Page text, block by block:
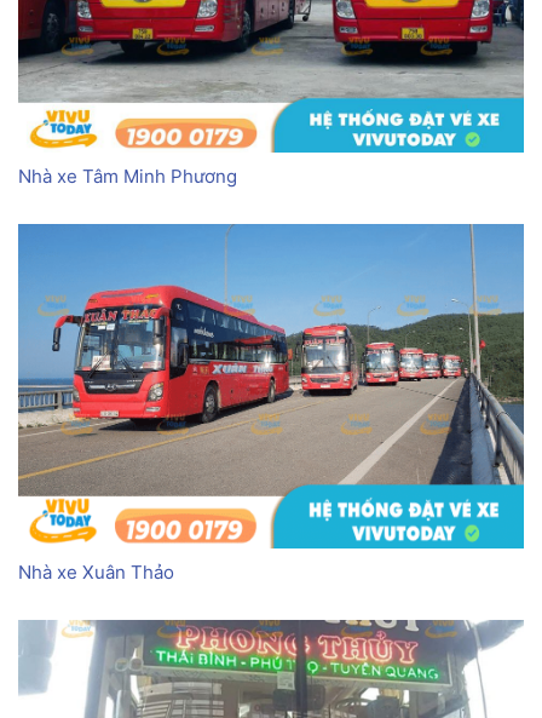
Nhà xe Tâm Minh Phương
Nhà xe Xuân Thảo